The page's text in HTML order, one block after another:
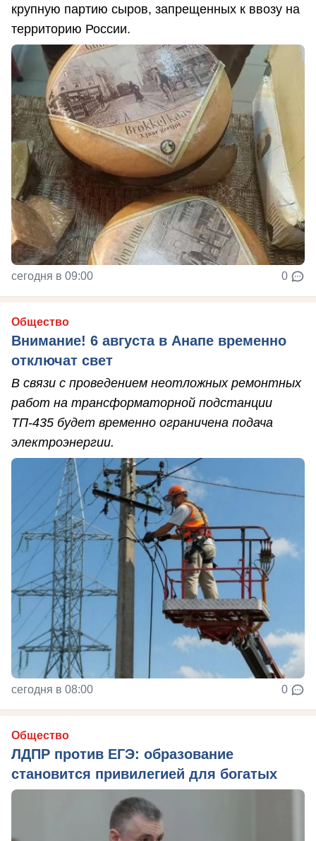
крупную партию сыров, запрещенных к ввозу на
территорию России.
сегодня в 09:00 0
Общество
Внимание! 6 августа в Анапе временно
отключат свет
В связи с проведением неотложных ремонтных
работ на трансформаторной подстанции
ТП-435 будет временно ограничена подача
электроэнергии.
сегодня в 08:00 0
Общество
ЛДПР против ЕГЭ: образование
становится привилегией для богатых